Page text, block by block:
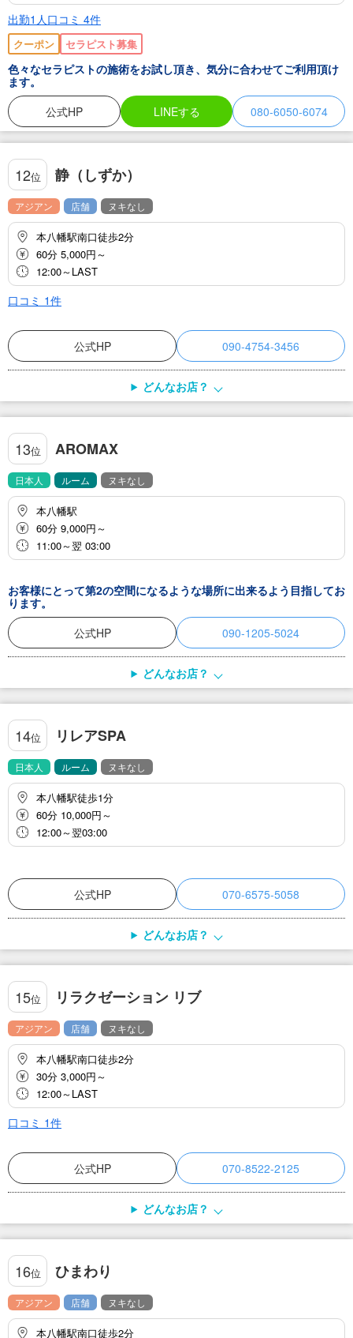
出勤1人口コミ 4件
クーポン セラピスト募集
色々なセラピストの施術をお試し頂き、気分に合わせてご利用頂け
ます。
公式HP
LINEする 080-6050-6074
12位 静（しずか）
アジアン 店舗 ヌキなし
本八幡駅南口徒歩2分
60分 5,000円～
12:00～LAST
口コミ 1件
公式HP 090-4754-3456
どんなお店？
13位 AROMAX
日本人 ルーム ヌキなし
本八幡駅
60分 9,000円～
11:00～翌 03:00
お客様にとって第2の空間になるような場所に出来るよう目指してお
ります。
公式HP
090-1205-5024
どんなお店？
14位 リレアSPA
日本人 ルーム ヌキなし
本八幡駅徒歩1分
60分 10,000円～
12:00～翌03:00
公式HP 070-6575-5058
どんなお店？
15位 リラクゼーション リブ
アジアン 店舗 ヌキなし
本八幡駅南口徒歩2分
30分 3,000円～
12:00～LAST
口コミ 1件
公式HP 070-8522-2125
どんなお店？
16位 ひまわり
アジアン 店舗 ヌキなし
本八幡駅南口徒歩2分